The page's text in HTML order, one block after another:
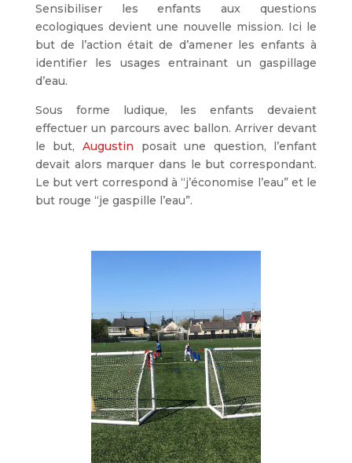
Sensibiliser les enfants aux questions
ecologiques devient une nouvelle mission. Ici le
but de l’action était de d’amener les enfants à
identifier les usages entrainant un gaspillage
d’eau.
Sous forme ludique, les enfants devaient
effectuer un parcours avec ballon. Arriver devant
le but, Augustin posait une question, l’enfant
devait alors marquer dans le but correspondant.
Le but vert correspond à “j’économise l’eau” et le
but rouge “je gaspille l’eau”.